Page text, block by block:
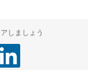
しましょう